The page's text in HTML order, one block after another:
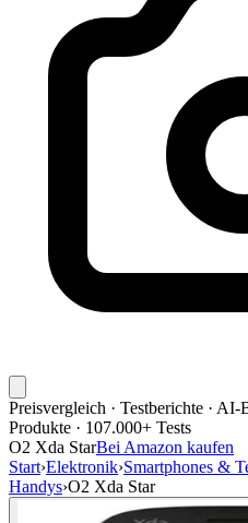
Preisvergleich · Testberichte · AI-
Produkte · 107.000+ Tests
O2 Xda StarBei Amazon kaufen
Start›Elektronik›Smartphones &
Handys›O2 Xda Star